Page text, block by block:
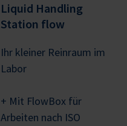
Liquid Handling
Station flow
Ihr kleiner Reinraum im
Labor
+ Mit FlowBox für
Arbeiten nach ISO